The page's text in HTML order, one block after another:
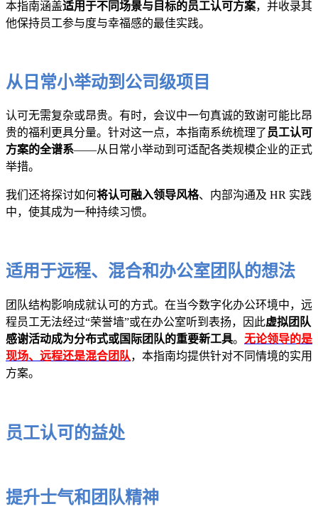
本指南涵盖适用于不同场景与目标的员工认可方案，并收录其
他保持员工参与度与幸福感的最佳实践。
从日常小举动到公司级项目
认可无需复杂或昂贵。有时，会议中一句真诚的致谢可能比昂
贵的福利更具分量。针对这一点，本指南系统梳理了 员工认可
方案的全谱系——从日常小举动到可适配各类规模企业的正式
举措。
我们还将探讨如何将认可融入领导风格、内部沟通及 HR 实践
中，使其成为一种持续习惯。
适用于远程、混合和办公室团队的想法
团队结构影响成就认可的方式。在当今数字化办公环境中，远
程员工无法经过“荣誉墙”或在办公室听到表扬，因此虚拟团队
感谢活动成为分布式或国际团队的重要新工具。 无论领导的是
现场、远程还是混合团队，本指南均提供针对不同情境的实用
方案。
员工认可的益处
提升士气和团队精神